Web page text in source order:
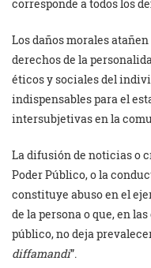
corresponde a todos los
Los daños morales
derechos de la
éticos y sociales del
indispensables para el
intersubjetivas en la
La difusión de noticias o
Poder Público, o la
constituye abuso en el
de la persona o que, en
público, no deja
diffamandi”.